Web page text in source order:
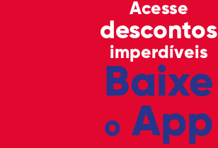
Acesse
descontos
imperdíveis
Baixe
o App